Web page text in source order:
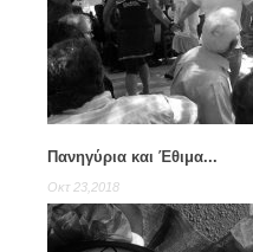
Πανηγύρια και Έθιμα...
Οκτ 23,2018